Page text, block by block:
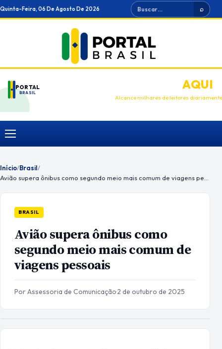
Ir
para
Quinta-Feira, 06 De Agosto De 2026 Buscar ⌕
PORTAL
BRASIL
ANUNCIEAQUI
Alcance milhares de leitores diariamente
Menu
Início/Brasil/
BRASIL
Avião supera ônibus como
segundo meio mais comum de
viagens pessoais
Por Assessoria de Comunicação·2 de outubro de 2025